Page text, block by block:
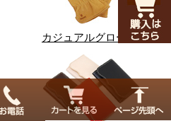
カジュアルグローブ